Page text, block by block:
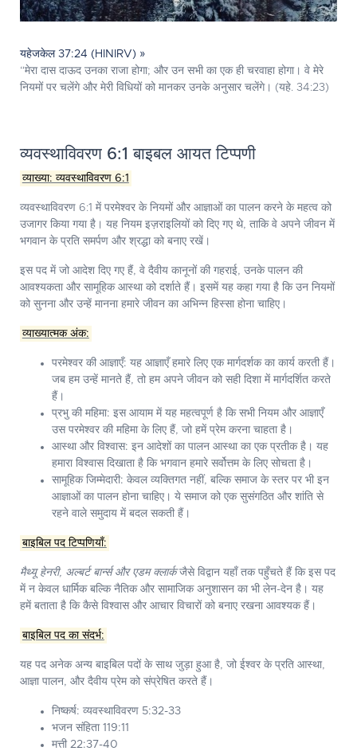
यहेजकेल 37:24 (HINIRV) »
“मेरा दास दाऊद उनका राजा होगा; और उन सभी का एक ही चरवाहा होगा। वे मेरे
नियमों पर चलेंगे और मेरी विधियों को मानकर उनके अनुसार चलेंगे। (यहे. 34:23)
व्यवस्थाविवरण 6:1 बाइबल आयत टिप्पणी
व्याख्या: व्यवस्थाविवरण 6:1
व्यवस्थाविवरण 6:1 में परमेश्वर के नियमों और आज्ञाओं का पालन करने के महत्व को
उजागर किया गया है। यह नियम इज़राइलियों को दिए गए थे, ताकि वे अपने जीवन में
भगवान के प्रति समर्पण और श्रद्धा को बनाए रखें।
इस पद में जो आदेश दिए गए हैं, वे दैवीय कानूनों की गहराई, उनके पालन की
आवश्यकता और सामूहिक आस्था को दर्शाते हैं। इसमें यह कहा गया है कि उन नियमों
को सुनना और उन्हें मानना हमारे जीवन का अभिन्न हिस्सा होना चाहिए।
व्याख्यात्मक अंक:
परमेश्वर की आज्ञाएँ: यह आज्ञाएँ हमारे लिए एक मार्गदर्शक का कार्य करती हैं।
जब हम उन्हें मानते हैं, तो हम अपने जीवन को सही दिशा में मार्गदर्शित करते
हैं।
प्रभु की महिमा: इस आयाम में यह महत्वपूर्ण है कि सभी नियम और आज्ञाएँ
उस परमेश्वर की महिमा के लिए हैं, जो हमें प्रेम करना चाहता है।
आस्था और विश्वास: इन आदेशों का पालन आस्था का एक प्रतीक है। यह
हमारा विश्वास दिखाता है कि भगवान हमारे सर्वोत्तम के लिए सोचता है।
सामूहिक जिम्मेदारी: केवल व्यक्तिगत नहीं, बल्कि समाज के स्तर पर भी इन
आज्ञाओं का पालन होना चाहिए। ये समाज को एक सुसंगठित और शांति से
रहने वाले समुदाय में बदल सकती हैं।
बाइबिल पद टिप्पणियाँ:
मैथ्यू हेनरी, अल्बर्ट बार्न्स और एडम क्लार्कजैसे विद्वान यहाँ तक पहुँचते हैं कि इस पद
में न केवल धार्मिक बल्कि नैतिक और सामाजिक अनुशासन का भी लेन-देन है। यह
हमें बताता है कि कैसे विश्वास और आचार विचारों को बनाए रखना आवश्यक हैं।
बाइबिल पद का संदर्भ:
यह पद अनेक अन्य बाइबिल पदों के साथ जुड़ा हुआ है, जो ईश्वर के प्रति आस्था,
आज्ञा पालन, और दैवीय प्रेम को संप्रेषित करते हैं।
निष्कर्ष: व्यवस्थाविवरण 5:32-33
भजन संहिता 119:11
मत्ती 22:37-40